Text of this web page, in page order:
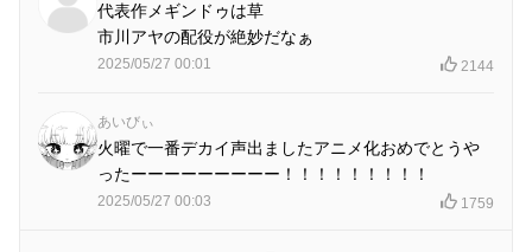
代表作メギンドゥは草
市川アヤの配役が絶妙だなぁ
2025/05/27 00:01 2144
あいびぃ
火曜で一番デカイ声出ましたアニメ化おめでとうや
ったーーーーーーーーー！！！！！！！！！
2025/05/27 00:03 1759